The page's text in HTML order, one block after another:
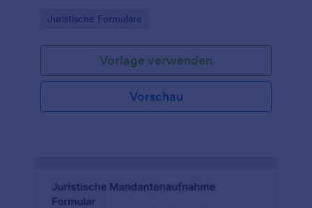
Unterschriften beider Parteien zentral zu sammeln.
Go to Category:
Juristische Formulare
Vorlage verwenden
Vorschau